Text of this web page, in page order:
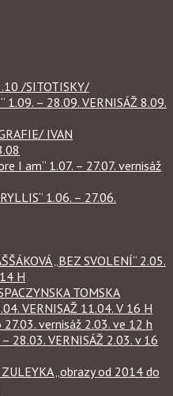
/SITOTISKY/
1.09. – 28.09. VERNISÁŽ 8.09.
IVAN
I am“ 1.07. – 27.07. vernisáž
1.06. – 27.06.
„BEZ SVOLENÍ“ 2.05.
H
TOMSKA
VERNISAŽ 11.04. V 16 H
vernisáž 2.03. ve 12 h
28.03. VERNISÁŽ 2.03. v 16
„obrazy od 2014 do